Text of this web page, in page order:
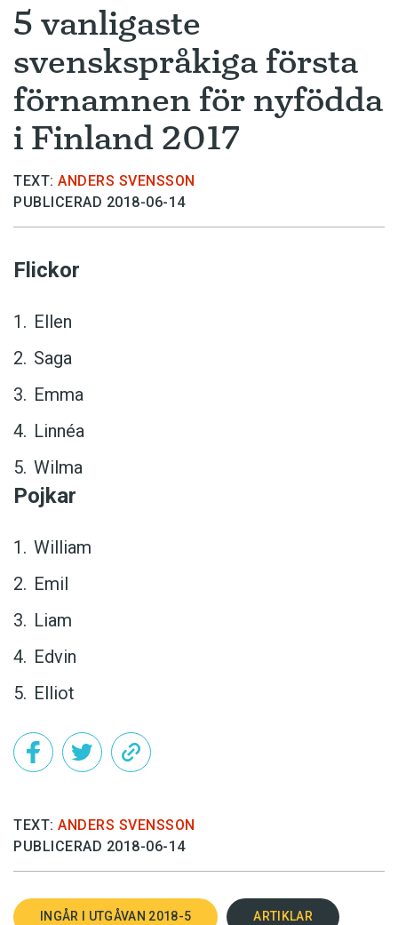
5 vanligaste
svenskspråkiga första
förnamnen för nyfödda
i Finland 2017
TEXT: ANDERS SVENSSON
PUBLICERAD 2018-06-14
Flickor
Ellen
Saga
Emma
Linnéa
Wilma
Pojkar
William
Emil
Liam
Edvin
Elliot
TEXT: ANDERS SVENSSON
PUBLICERAD 2018-06-14
INGÅR I UTGÅVAN 2018-5 ARTIKLAR